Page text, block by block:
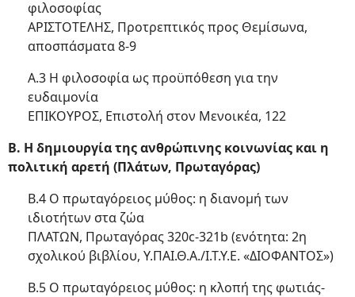
φιλοσοφίας
ΑΡΙΣΤΟΤΕΛΗΣ, Προτρεπτικός προς Θεμίσωνα,
αποσπάσματα 8-9
Α.3 Η φιλοσοφία ως προϋπόθεση για την
ευδαιμονία
ΕΠΙΚΟΥΡΟΣ, Επιστολή στον Μενοικέα, 122
Β. Η δημιουργία της ανθρώπινης κοινωνίας και η
πολιτική αρετή (Πλάτων, Πρωταγόρας)
Β.4 Ο πρωταγόρειος μύθος: η διανομή των
ιδιοτήτων στα ζώα
ΠΛΑΤΩΝ, Πρωταγόρας 320c-321b (ενότητα: 2η
σχολικού βιβλίου, Υ.ΠΑΙ.Θ.Α./Ι.Τ.Υ.Ε. «ΔΙΟΦΑΝΤΟΣ»)
Β.5 Ο πρωταγόρειος μύθος: η κλοπή της φωτιάς-